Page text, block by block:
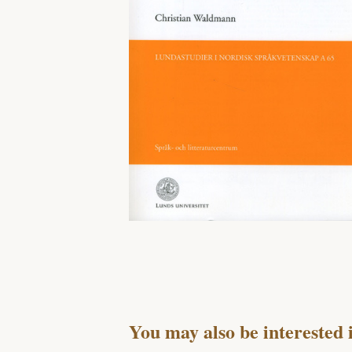
You may also be interested